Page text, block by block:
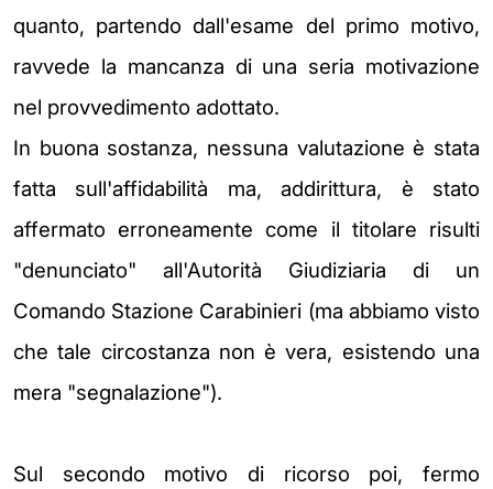
quanto, partendo dall'esame del primo motivo,
ravvede la mancanza di una seria motivazione
nel provvedimento adottato.
In buona sostanza, nessuna valutazione è stata
fatta sull'affidabilità ma, addirittura, è stato
affermato erroneamente come il titolare risulti
"denunciato" all'Autorità Giudiziaria di un
Comando Stazione Carabinieri (ma abbiamo visto
che tale circostanza non è vera, esistendo una
mera "segnalazione").
Sul secondo motivo di ricorso poi, fermo